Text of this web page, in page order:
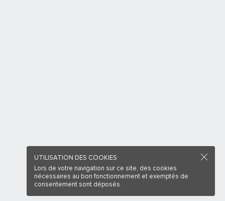
UTILISATION DES COOKIES
Lors de votre navigation sur ce site, des cookies
nécessaires au bon fonctionnement et exemptés de
consentement sont déposés.